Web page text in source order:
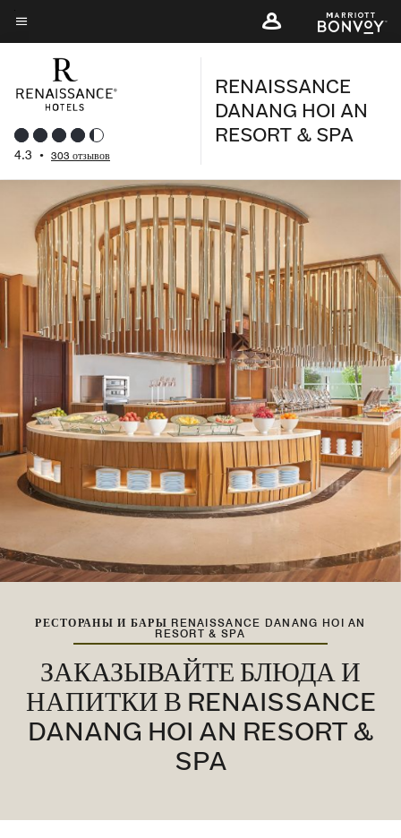
Skip
to
content
Текст меню
4.3 • 303 отзывов
RENAISSANCE
DANANG HOI AN
RESORT & SPA
РЕСТОРАНЫ И БАРЫ RENAISSANCE DANANG HOI AN
RESORT & SPA
ЗАКАЗЫВАЙТЕ БЛЮДА И
НАПИТКИ В RENAISSANCE
DANANG HOI AN RESORT &
SPA